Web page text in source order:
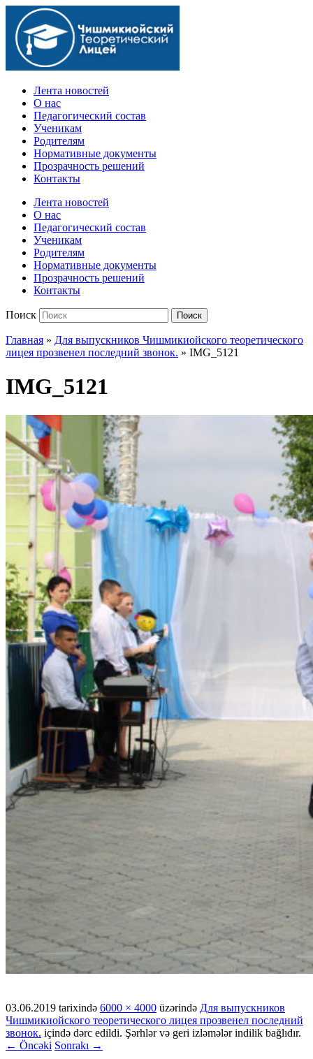
Официальный сайт учебного заведения
Лента новостей
О нас
Педагогический состав
Ученикам
Родителям
Нормативные документы
Прозрачность решений
Контакты
Лента новостей
О нас
Педагогический состав
Ученикам
Родителям
Нормативные документы
Прозрачность решений
Контакты
Поиск Поиск
Главная » Для выпускников Чишмикиойского теоретического
лицея прозвенел последний звонок. » IMG_5121
IMG_5121
03.06.2019 tarixində 6000 × 4000 üzərində Для выпускников
Чишмикиойского теоретического лицея прозвенел последний
звонок. içində dərc edildi. Şərhlər və geri izləmələr indilik bağlıdır.
← Öncəki Sonrakı →